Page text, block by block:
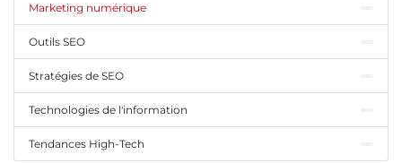
Marketing numérique
Outils SEO
Stratégies de SEO
Technologies de l'information
Tendances High-Tech